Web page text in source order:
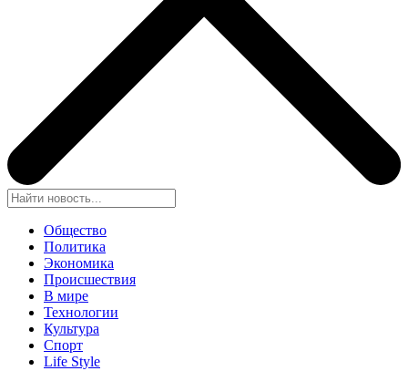
Общество
Политика
Экономика
Происшествия
В мире
Технологии
Культура
Спорт
Life Style